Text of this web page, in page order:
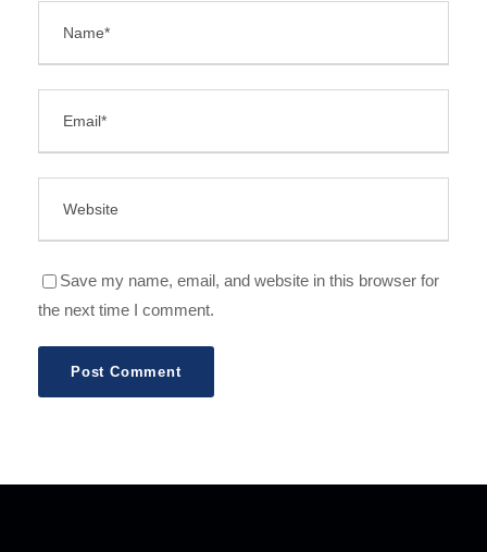
Save my name, email, and website in this browser for
the next time I comment.